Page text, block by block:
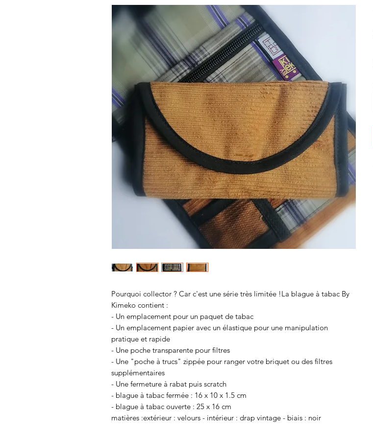
Pourquoi collector ? Car c'est une série très limitée !La blague à tabac By
Kimeko contient :
- Un emplacement pour un paquet de tabac
- Un emplacement papier avec un élastique pour une manipulation
pratique et rapide
- Une poche transparente pour filtres
- Une "poche à trucs" zippée pour ranger votre briquet ou des filtres
supplémentaires
- Une fermeture à rabat puis scratch
- blague à tabac fermée : 16 x 10 x 1.5 cm
- blague à tabac ouverte : 25 x 16 cm
matières :extérieur : velours - intérieur : drap vintage - biais : noir